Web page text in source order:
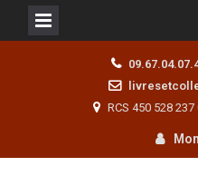
RCS 450 528